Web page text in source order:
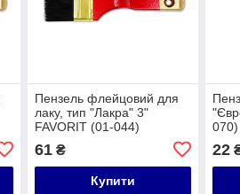
Пензель флейцовий для
лаку, тип "Лакра" 3"
FAVORIT (01-044)
61₴
Купити
070)
22